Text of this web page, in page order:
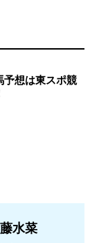
予想は東スポ競
水菜